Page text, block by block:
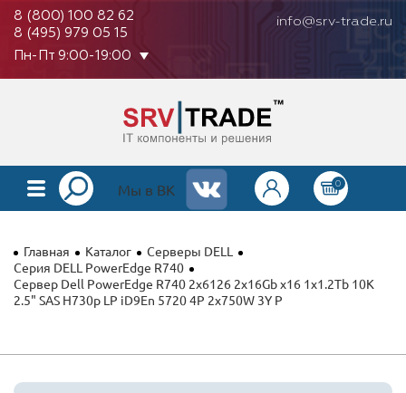
8 (800) 100 82 62
8 (495) 979 05 15
info@srv-trade.ru
Пн-Пт 9:00-19:00
КАТАЛОГ
ОПЛАТА
ГАРАНТИЯ
АКЦИИ
Мы в ВК 0
Главная Каталог
Серверы DELL
Серия DELL PowerEdge R740
Сервер Dell PowerEdge R740 2x6126 2x16Gb x16 1x1.2Tb 10K
2.5" SAS H730p LP iD9En 5720 4P 2x750W 3Y P